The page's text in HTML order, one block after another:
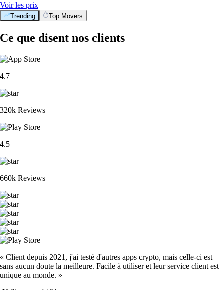
Voir les prix
Trending Top Movers
Ce que disent nos clients
4.7
320k Reviews
4.5
660k Reviews
« Client depuis 2021, j'ai testé d'autres apps crypto, mais celle-ci est
sans aucun doute la meilleure. Facile à utiliser et leur service client est
unique au monde. »